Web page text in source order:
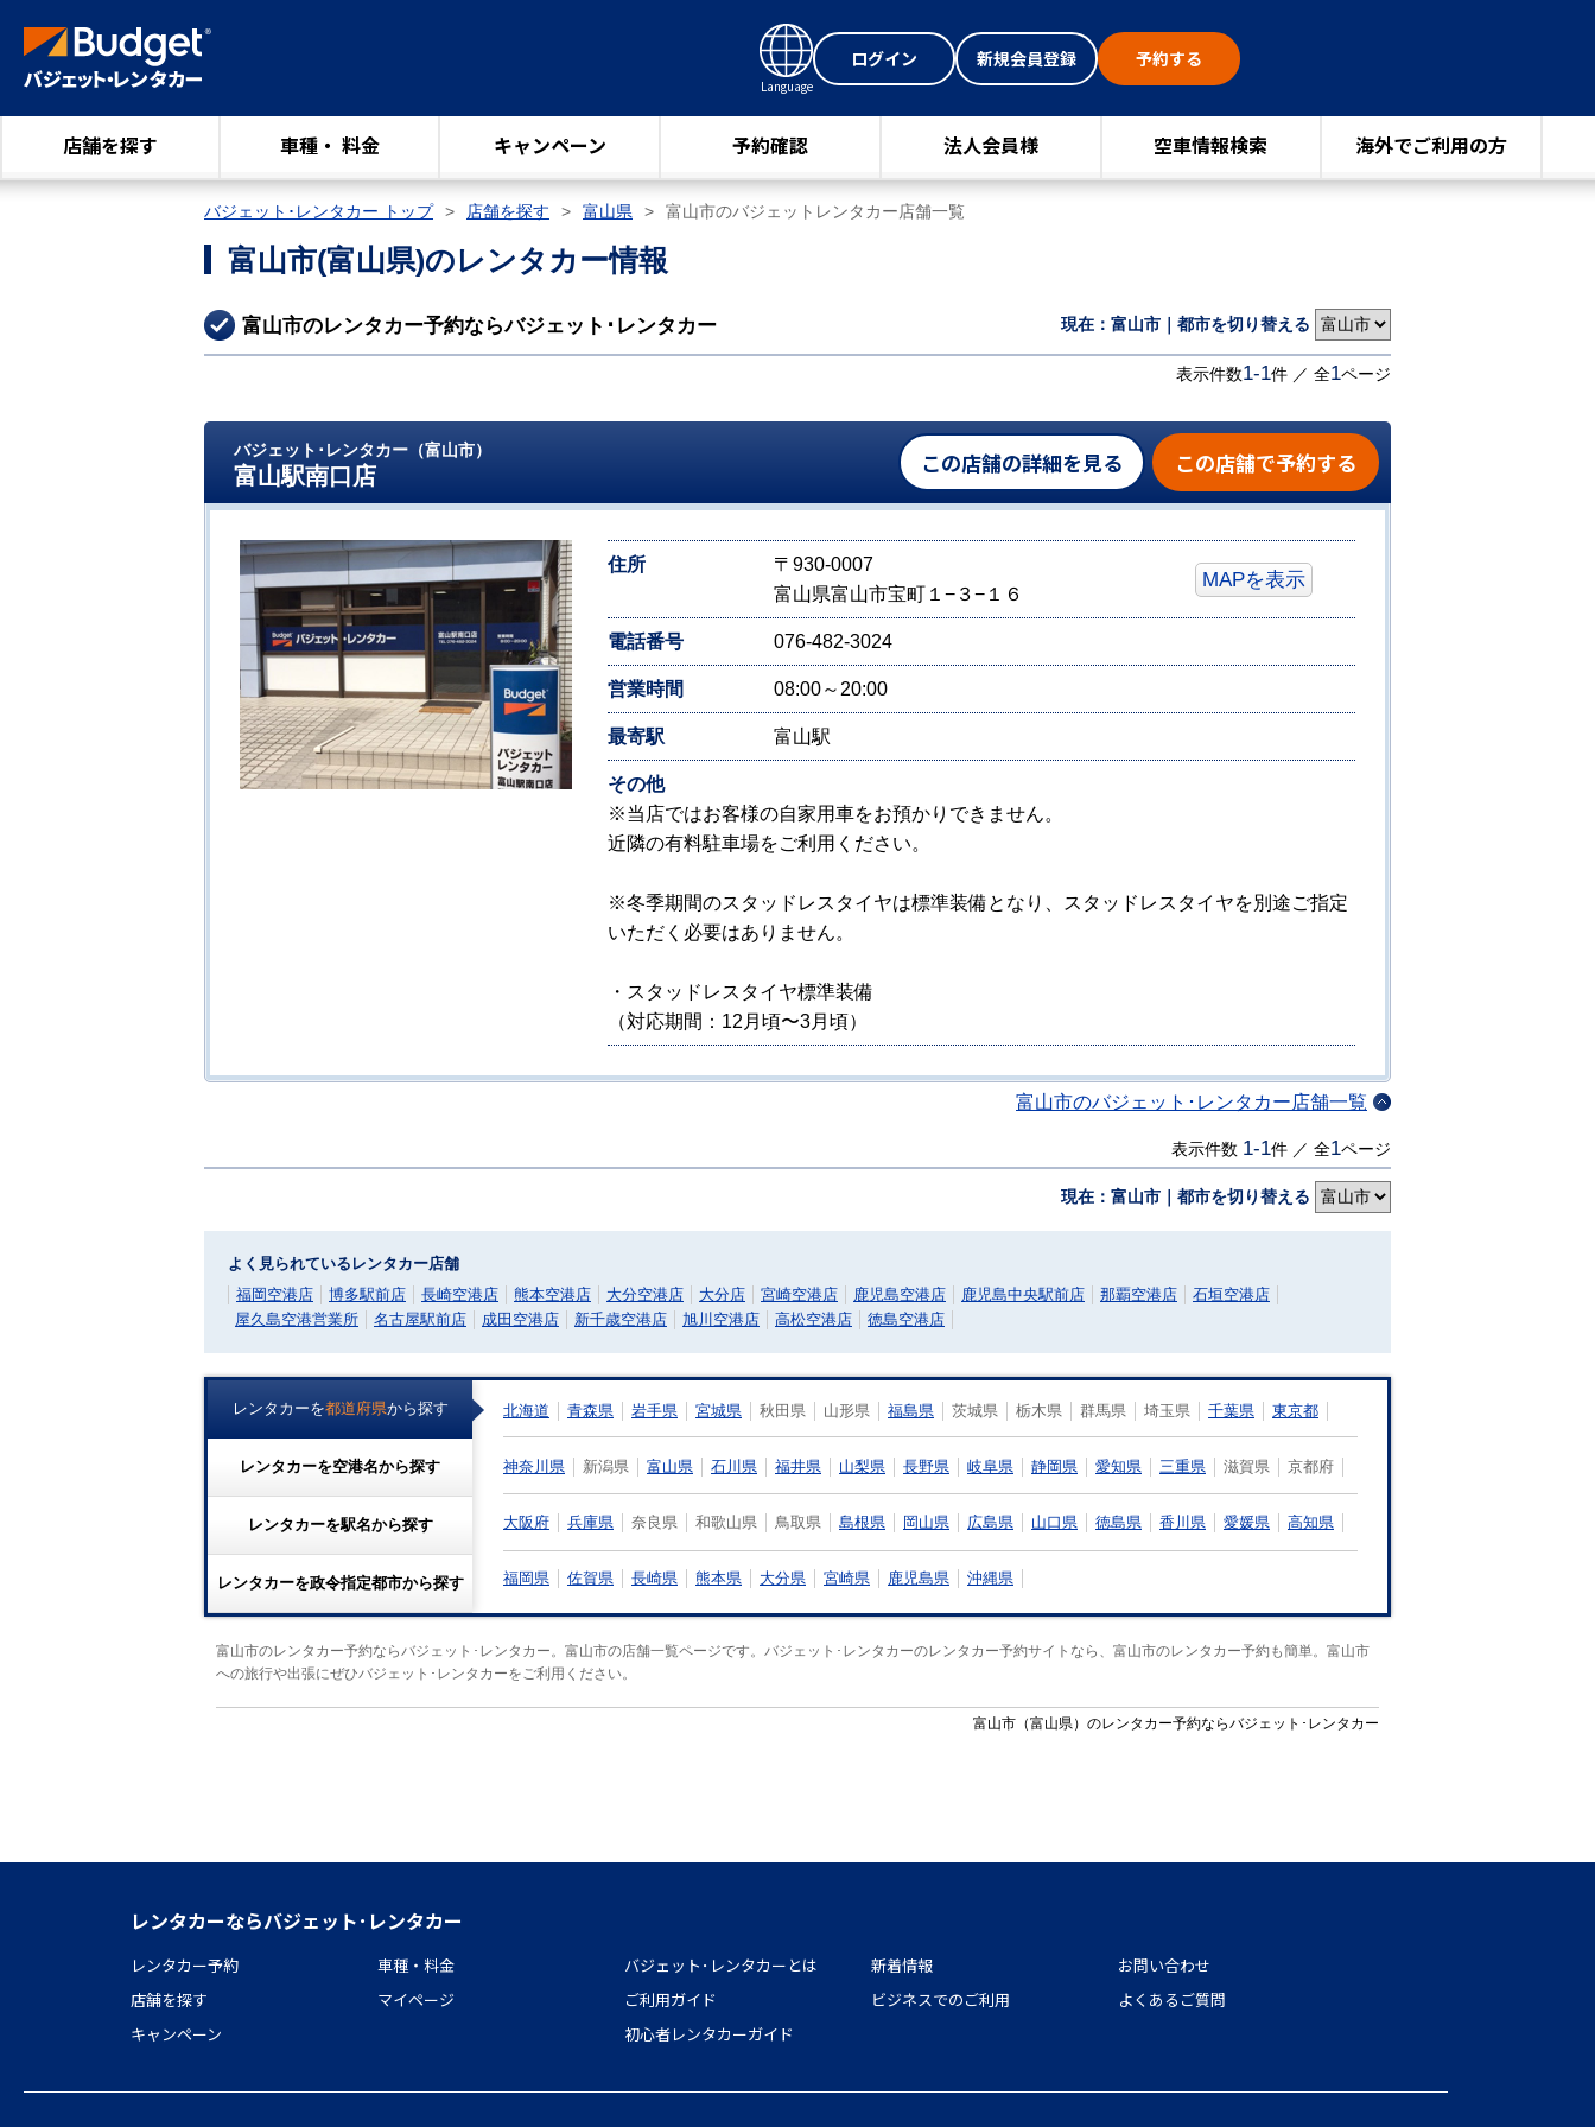
Language
ログイン 新規会員登録 予約する
店舗を探す 車種・ 料金 キャンペーン 予約確認 法人会員様 空車情報検索 海外でご利用の方
バジェット･レンタカー トップ 店舗を探す 富山県 富山市のバジェットレンタカー店舗一覧
富山市(富山県)のレンタカー情報
富山市のレンタカー予約ならバジェット･レンタカー 現在：富山市｜都市を切り替える
表示件数1-1件 ／ 全1ページ
バジェット･レンタカー（富山市）
富山駅南口店 この店舗の詳細を見る この店舗で予約する
住所
〒930-0007
富山県富山市宝町１−３−１６
MAPを表示
電話番号 076-482-3024
営業時間 08:00～20:00
最寄駅 富山駅
その他
※当店ではお客様の自家用車をお預かりできません。
近隣の有料駐車場をご利用ください。
※冬季期間のスタッドレスタイヤは標準装備となり、スタッドレスタイヤを別途ご指定
いただく必要はありません。
・スタッドレスタイヤ標準装備
（対応期間：12月頃〜3月頃）
富山市のバジェット･レンタカー店舗一覧
表示件数 1-1件 ／ 全1ページ
現在：富山市｜都市を切り替える
よく見られているレンタカー店舗
福岡空港店
博多駅前店 長崎空港店 熊本空港店 大分空港店 大分店 宮崎空港店 鹿児島空港店 鹿児島中央駅前店 那覇空港店
石垣空港店
屋久島空港営業所
名古屋駅前店 成田空港店 新千歳空港店 旭川空港店 高松空港店 徳島空港店
レンタカーを都道府県から探す
レンタカーを空港名から探す
レンタカーを駅名から探す
レンタカーを政令指定都市から探す
北海道 青森県 岩手県 宮城県 秋田県 山形県 福島県 茨城県 栃木県 群馬県 埼玉県 千葉県 東京都
神奈川県 新潟県 富山県 石川県 福井県 山梨県 長野県 岐阜県 静岡県 愛知県 三重県 滋賀県 京都府
大阪府 兵庫県 奈良県 和歌山県 鳥取県 島根県 岡山県 広島県 山口県 徳島県 香川県 愛媛県 高知県
福岡県 佐賀県 長崎県 熊本県 大分県 宮崎県 鹿児島県 沖縄県
富山市のレンタカー予約ならバジェット･レンタカー。富山市の店舗一覧ページです。バジェット･レンタカーのレンタカー予約サイトなら、富山市のレンタカー予約も簡単。富山市
への旅行や出張にぜひバジェット･レンタカーをご利用ください。
富山市（富山県）のレンタカー予約ならバジェット･レンタカー
レンタカーならバジェット･レンタカー
レンタカー予約
店舗を探す
キャンペーン
車種・料金
マイページ
バジェット･レンタカーとは
ご利用ガイド
初心者レンタカーガイド
新着情報
ビジネスでのご利用
お問い合わせ
よくあるご質問